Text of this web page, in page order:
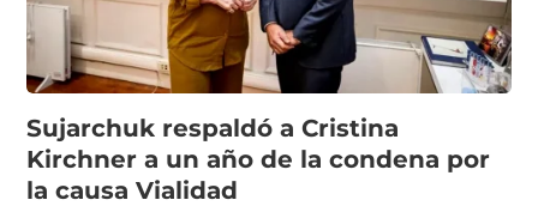
Sujarchuk respaldó a Cristina
Kirchner a un año de la condena por
la causa Vialidad